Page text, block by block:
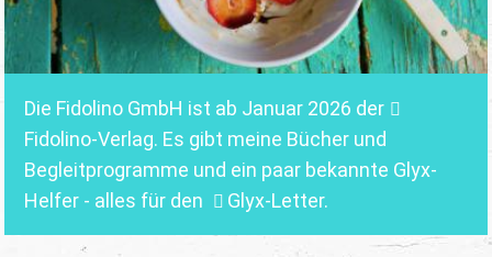
Die Fidolino GmbH ist ab Januar 2026 der
Fidolino-Verlag. Es gibt meine Bücher und
Begleitprogramme und ein paar bekannte Glyx-
Helfer - alles für den
Glyx-Letter.